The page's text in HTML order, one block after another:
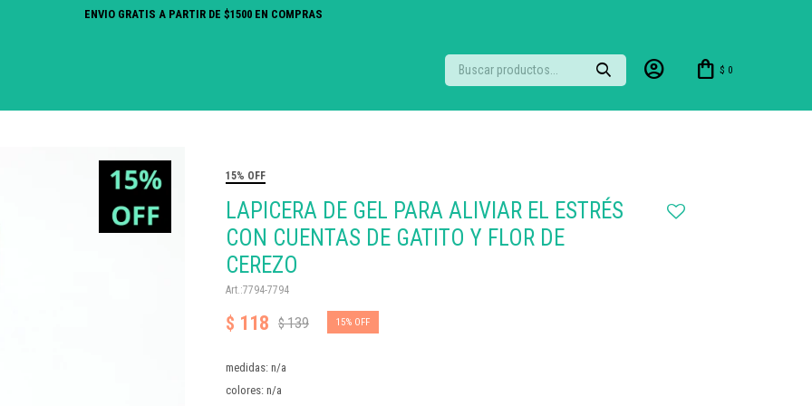
ENVIO GRATIS A PARTIR DE $1500 EN COMPRAS
$ 0
15% OFF
LAPICERA DE GEL PARA ALIVIAR EL ESTRÉS
CON CUENTAS DE GATITO Y FLOR DE
CEREZO
7794-7794
$ 118 $139 15
medidas: n/a
colores: n/a